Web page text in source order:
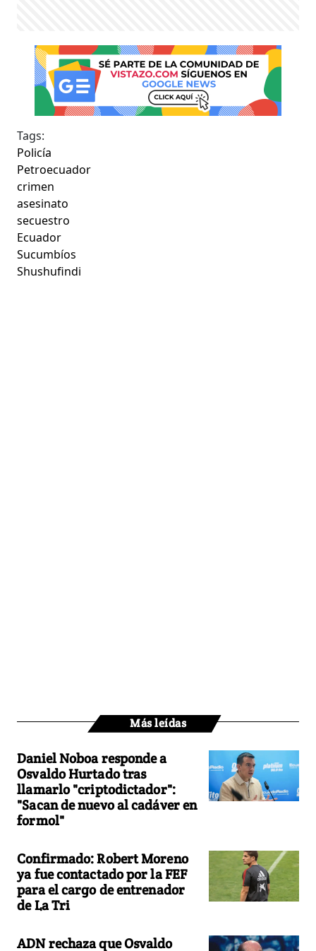
Tags:
Policía
Petroecuador
crimen
asesinato
secuestro
Ecuador
Sucumbíos
Shushufindi
Más leídas
Daniel Noboa responde a
Osvaldo Hurtado tras
llamarlo "criptodictador":
"Sacan de nuevo al cadáver en
formol"
Confirmado: Robert Moreno
ya fue contactado por la FEF
para el cargo de entrenador
de La Tri
ADN rechaza que Osvaldo